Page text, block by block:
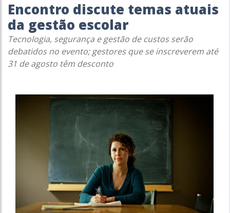
Encontro discute temas atuais
da gestão escolar
Tecnologia, segurança e gestão de custos serão
debatidos no evento; gestores que se inscreverem até
31 de agosto têm desconto